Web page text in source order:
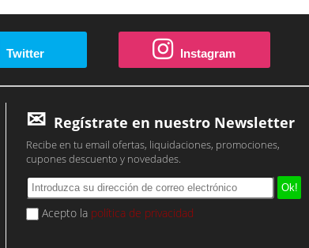
Twitter Instagram
Regístrate en nuestro Newsletter
Recibe en tu email ofertas, liquidaciones, promociones,
cupones descuento y novedades.
Acepto la política de privacidad